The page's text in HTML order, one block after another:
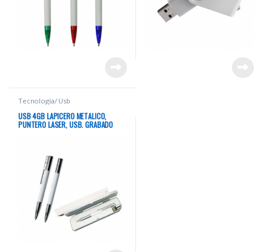
Tecnología/ Usb
USB 4GB LAPICERO METALICO,
PUNTERO LASER, USB. GRABADO